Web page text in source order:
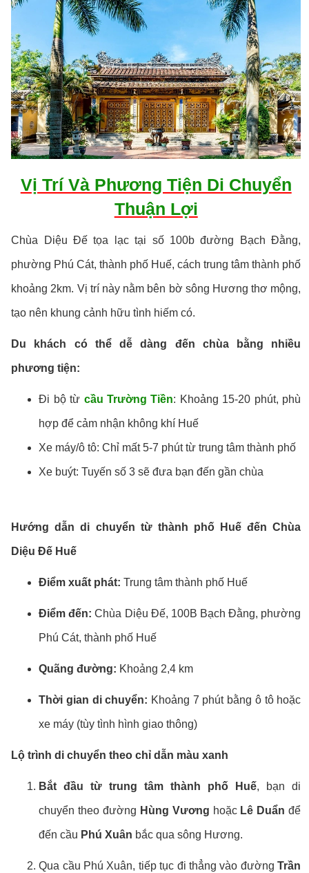
Vị Trí Và Phương Tiện Di Chuyển
Thuận Lợi
Chùa Diệu Đế tọa lạc tại số 100b đường Bạch Đằng,
phường Phú Cát, thành phố Huế, cách trung tâm thành phố
khoảng 2km. Vị trí này nằm bên bờ sông Hương thơ mộng,
tạo nên khung cảnh hữu tình hiếm có.
Du khách có thể dễ dàng đến chùa bằng nhiều
phương tiện:
Đi bộ từ cầu Trường Tiền: Khoảng 15-20 phút, phù
hợp để cảm nhận không khí Huế
Xe máy/ô tô: Chỉ mất 5-7 phút từ trung tâm thành phố
Xe buýt: Tuyến số 3 sẽ đưa bạn đến gần chùa
Hướng dẫn di chuyển từ thành phố Huế đến Chùa
Diệu Đế Huế
Điểm xuất phát: Trung tâm thành phố Huế
Điểm đến: Chùa Diệu Đế, 100B Bạch Đằng, phường
Phú Cát, thành phố Huế
Quãng đường: Khoảng 2,4 km
Thời gian di chuyển: Khoảng 7 phút bằng ô tô hoặc
xe máy (tùy tình hình giao thông)
Lộ trình di chuyển theo chỉ dẫn màu xanh
Bắt đầu từ trung tâm thành phố Huế, bạn di
chuyển theo đường Hùng Vương hoặc Lê Duẩn để
đến cầu Phú Xuân bắc qua sông Hương.
Qua cầu Phú Xuân, tiếp tục đi thẳng vào đườngTrần